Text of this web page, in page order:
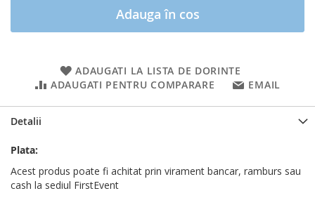
Adauga în cos
ADAUGATI LA LISTA DE DORINTE
ADAUGATI PENTRU COMPARARE
EMAIL
Detalii
Plata:
Acest produs poate fi achitat prin virament bancar, ramburs sau
cash la sediul FirstEvent